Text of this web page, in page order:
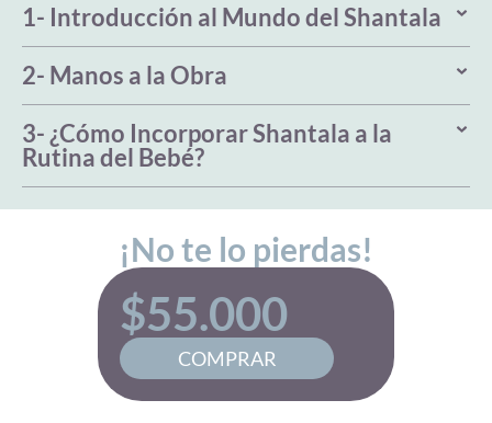
1- Introducción al Mundo del Shantala
2- Manos a la Obra
3- ¿Cómo Incorporar Shantala a la
Rutina del Bebé?
¡No te lo pierdas!
$55.000
COMPRAR